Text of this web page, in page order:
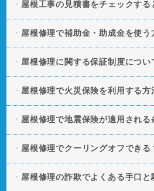
屋根工事の見積書をチェックする
屋根修理で補助金・助成金を使
屋根修理に関する保証制度につい
屋根修理で火災保険を利用する方
屋根修理で地震保険が適用され
屋根修理でクーリングオフでき
屋根修理の詐欺でよくある手口